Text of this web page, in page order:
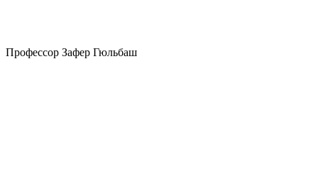
Профессор Зафер Гюльбаш